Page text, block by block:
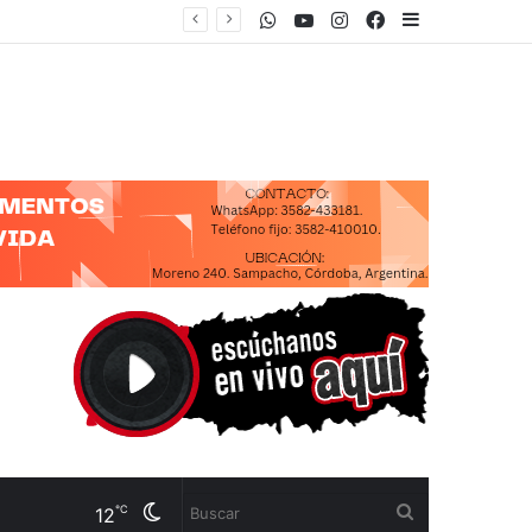
Facebook
Instagram
Youtube
WhatsApp
Cambiar
12℃